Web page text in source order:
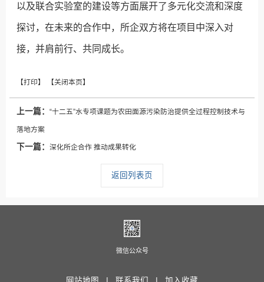
以及联合实验室的建设等方面展开了多元化交流和深度
探讨，在未来的合作中，所企双方将在项目中深入对
接，并肩前行、共同成长。
上一篇：“十二五”水专项课题为农田面源污染防治提供全过程控制技术与
落地方案
下一篇：深化所企合作 推动成果转化
返回列表页
微信公众号